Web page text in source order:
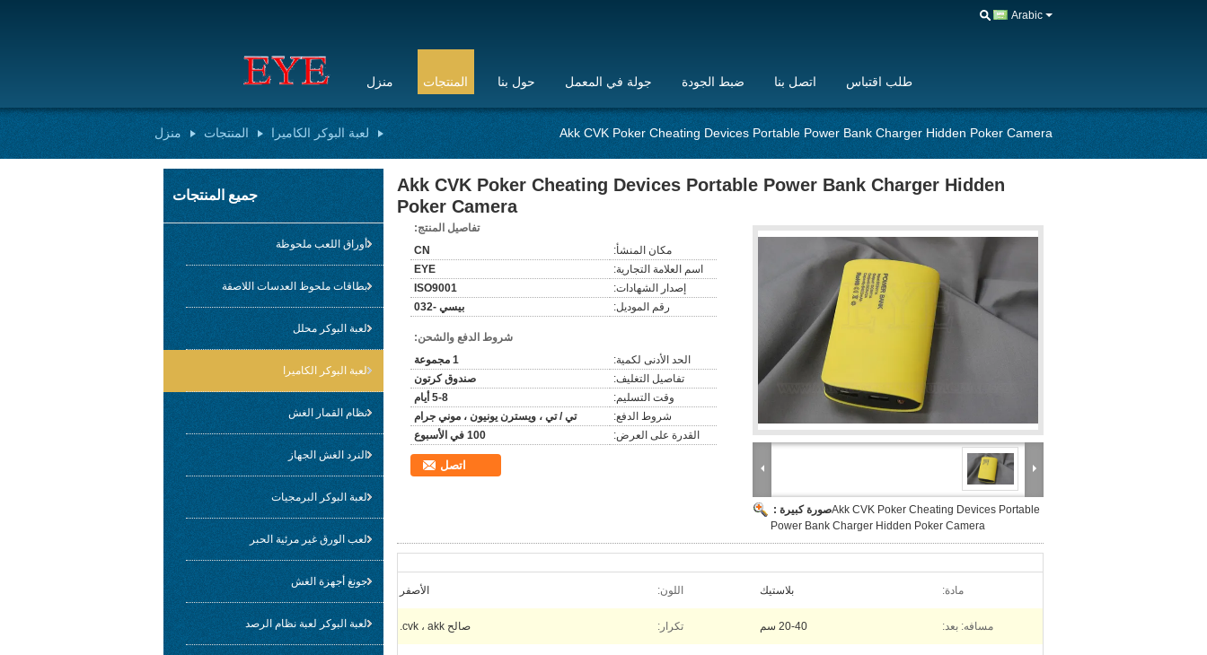
Arabic
منزل المنتجات حول بنا جولة في المعمل ضبط الجودة اتصل بنا طلب اقتباس
منزل المنتجات لعبة البوكر الكاميرا Akk CVK Poker Cheating Devices Portable Power Bank Charger Hidden Poker Camera
جميع المنتجات
أوراق اللعب ملحوظة
بطاقات ملحوظ العدسات اللاصقة
لعبة البوكر محلل
لعبة البوكر الكاميرا
نظام القمار الغش
النرد الغش الجهاز
لعبة البوكر البرمجيات
لعب الورق غير مرئية الحبر
جونغ أجهزة الغش
لعبة البوكر لعبة نظام الرصد
Akk CVK Poker Cheating Devices Portable Power Bank Charger Hidden
Poker Camera
صورة كبيرة :Akk CVK Poker Cheating Devices Portable
Power Bank Charger Hidden Poker Camera
تفاصيل المنتج:
مكان المنشأ:
CN
اسم العلامة التجارية:
EYE
إصدار الشهادات:
ISO9001
رقم الموديل:
بيسي -032
شروط الدفع والشحن:
الحد الأدنى لكمية:
1 مجموعة
تفاصيل التغليف:
صندوق كرتون
وقت التسليم:
5-8 أيام
شروط الدفع:
تي / تي ، ويسترن يونيون ، موني جرام
القدرة على العرض:
100 في الأسبوع
اتصل
مادة: بلاستيك اللون: الأصفر
مسافه: بعد: 20-40 سم تكرار: صالح cvk ، akk.